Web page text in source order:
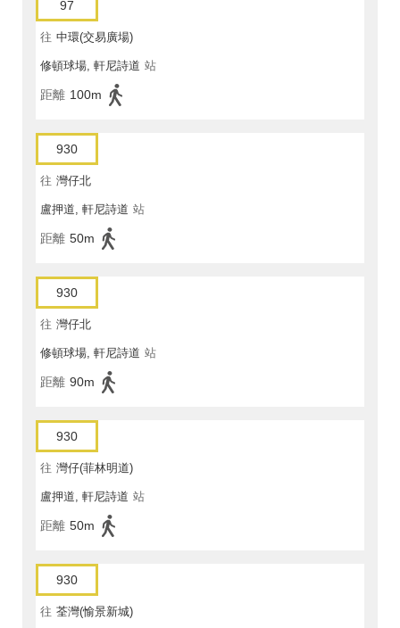
97
往 中環(交易廣場)
修頓球場, 軒尼詩道 站
距離 100m
930
往 灣仔北
盧押道, 軒尼詩道 站
距離 50m
930
往 灣仔北
修頓球場, 軒尼詩道 站
距離 90m
930
往 灣仔(菲林明道)
盧押道, 軒尼詩道 站
距離 50m
930
往 荃灣(愉景新城)